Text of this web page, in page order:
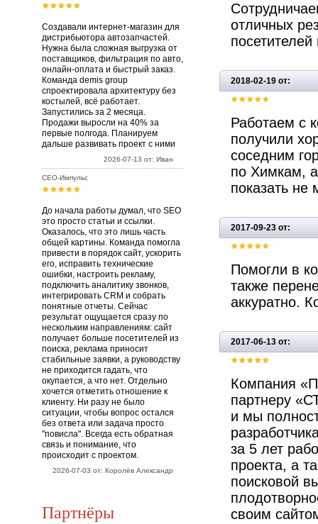
Создавали интернет-магазин для
дистрибьютора автозапчастей.
Нужна была сложная выгрузка от
поставщиков, фильтрация по авто,
онлайн-оплата и быстрый заказ.
Команда demis group
спроектировала архитектуру без
костылей, всё работает.
Запустились за 2 месяца.
Продажи выросли на 40% за
первые полгода. Планируем
дальше развивать проект с ними
2026-07-13 от: Иван
СЕО-Импульс
До начала работы думал, что SEO
это просто статьи и ссылки.
Оказалось, что это лишь часть
общей картины. Команда помогла
привести в порядок сайт, ускорить
его, исправить технические
ошибки, настроить рекламу,
подключить аналитику звонков,
интегрировать CRM и собрать
понятные отчеты. Сейчас
результат ощущается сразу по
нескольким направлениям: сайт
получает больше посетителей из
поиска, реклама приносит
стабильные заявки, а руководству
не приходится гадать, что
окупается, а что нет. Отдельно
хочется отметить отношение к
клиенту. Ни разу не было
ситуации, чтобы вопрос остался
без ответа или задача просто
"повисла". Всегда есть обратная
связь и понимание, что
происходит с проектом.
2026-07-03 от: Королёв Александр
Партнёры
отличных
2018-02-19 от:
Работаем с
получили
соседним
по Химкам,
показать не
2017-09-23 от:
Помогли в
также
аккуратно.
2017-06-13 от:
Компания
партнеру
и мы
за 5 лет
проекта, а
поисковой
своим